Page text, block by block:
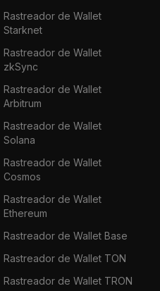
Rastreador de Wallet
Starknet
Rastreador de Wallet
zkSync
Rastreador de Wallet
Arbitrum
Rastreador de Wallet
Solana
Rastreador de Wallet
Cosmos
Rastreador de Wallet
Ethereum
Rastreador de Wallet Base
Rastreador de Wallet TON
Rastreador de Wallet TRON